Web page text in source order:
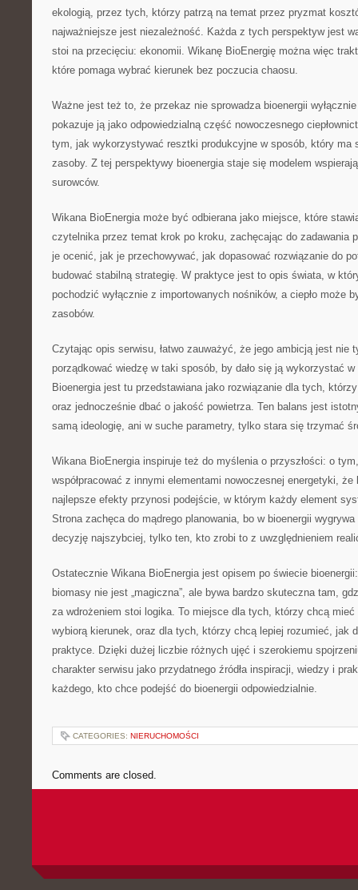
ekologią, przez tych, którzy patrzą na temat przez pryzmat
najważniejsze jest niezależność. Każda z tych perspektyw jest
stoi na przecięciu: ekonomii. Wikanę BioEnergię można więc
które pomaga wybrać kierunek bez poczucia chaosu.
Ważne jest też to, że przekaz nie sprowadza bioenergii wyłącznie
pokazuje ją jako odpowiedzialną część nowoczesnego
tym, jak wykorzystywać resztki produkcyjne w sposób, który ma
zasoby. Z tej perspektywy bioenergia staje się modelem
surowców.
Wikana BioEnergia może być odbierana jako miejsce, które
czytelnika przez temat krok po kroku, zachęcając do zadawania
je ocenić, jak je przechowywać, jak dopasować rozwiązanie do
budować stabilną strategię. W praktyce jest to opis świata, w
pochodzić wyłącznie z importowanych nośników, a ciepło może
zasobów.
Czytając opis serwisu, łatwo zauważyć, że jego ambicją jest nie
porządkować wiedzę w taki sposób, by dało się ją wykorzystać
Bioenergia jest tu przedstawiana jako rozwiązanie dla tych,
oraz jednocześnie dbać o jakość powietrza. Ten balans jest
samą ideologię, ani w suche parametry, tylko stara się trzymać
Wikana BioEnergia inspiruje też do myślenia o przyszłości: o
współpracować z innymi elementami nowoczesnej energetyki,
najlepsze efekty przynosi podejście, w którym każdy element
Strona zachęca do mądrego planowania, bo w bioenergii
decyzję najszybciej, tylko ten, kto zrobi to z uwzględnieniem
Ostatecznie Wikana BioEnergia jest opisem po świecie
biomasy nie jest „magiczna”, ale bywa bardzo skuteczna tam,
za wdrożeniem stoi logika. To miejsce dla tych, którzy chcą mieć
wybiorą kierunek, oraz dla tych, którzy chcą lepiej rozumieć, jak
praktyce. Dzięki dużej liczbie różnych ujęć i szerokiemu
charakter serwisu jako przydatnego źródła inspiracji, wiedzy i
każdego, kto chce podejść do bioenergii odpowiedzialnie.
CATEGORIES: NIERUCHOMOŚCI
Comments are closed.